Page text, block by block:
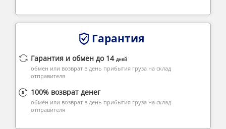
Гарантия
Гарантия и обмен до 14 дней
обмен или возврат в день прибытия груза на склад
отправителя
100% возврат денег
обмен или возврат в день прибытия груза на склад
отправителя